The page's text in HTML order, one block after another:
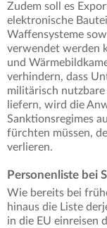
Zudem soll es
elektronische
Waffensysteme
verwendet werden
und
verhindern, dass
militärisch
liefern, wird die
Sanktionsregimes
fürchten müssen,
verlieren.
Personenliste bei
Wie bereits bei
hinaus die Liste
in die EU einreisen